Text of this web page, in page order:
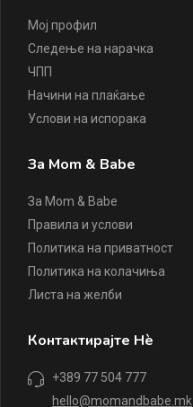
Мој профил
Следење на нарачка
ЧПП
Начини на плаќање
Услови на испорака
За Mom & Babe
За Mom & Babe
Правила и услови
Политика на приватност
Политика на колачиња
Листа на желби
Контактирајте Нè
+389 77 504 777
hello@momandbabe.mk